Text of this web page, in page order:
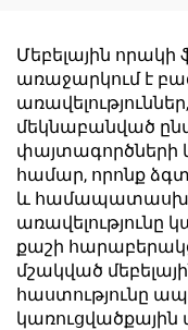
փայտի
շարքը և
պոետիկ
մետաղագույն
MDF-ի,
մասնիկային
տախտակի,
ֆաներայի և
համար
Մեբելային որակի
առաջարկում է
մեկնաբանված
փայտագործների
համար, որոնք
և
առավելությունը
քաշի
մշակված
հաստությունը
կառուցվածքային